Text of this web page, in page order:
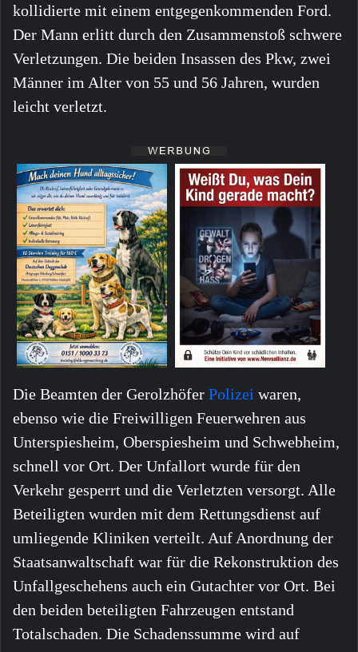
kollidierte mit einem entgegenkommenden Ford.
Der Mann erlitt durch den Zusammenstoß schwere
Verletzungen. Die beiden Insassen des Pkw, zwei
Männer im Alter von 55 und 56 Jahren, wurden
leicht verletzt.
Die Beamten der Gerolzhöfer Polizei waren,
ebenso wie die Freiwilligen Feuerwehren aus
Unterspiesheim, Oberspiesheim und Schwebheim,
schnell vor Ort. Der Unfallort wurde für den
Verkehr gesperrt und die Verletzten versorgt. Alle
Beteiligten wurden mit dem Rettungsdienst auf
umliegende Kliniken verteilt. Auf Anordnung der
Staatsanwaltschaft war für die Rekonstruktion des
Unfallgeschehens auch ein Gutachter vor Ort. Bei
den beiden beteiligten Fahrzeugen entstand
Totalschaden. Die Schadenssumme wird auf